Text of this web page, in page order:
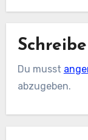
Du musst
abzugeben.